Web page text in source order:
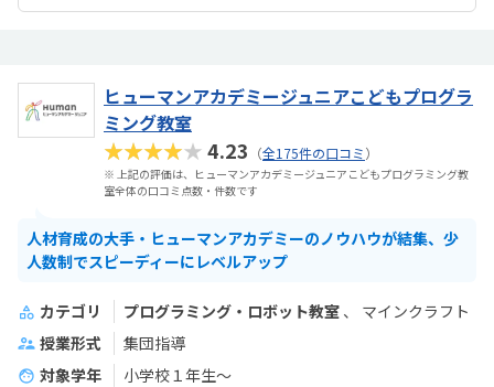
ヒューマンアカデミージュニアこどもプログラ
ミング教室
★★★★★4.23 （全175件の口コミ）
※ 上記の評価は、ヒューマンアカデミージュニアこどもプログラミング教
室全体の口コミ点数・件数です
人材育成の大手・ヒューマンアカデミーのノウハウが結集、少
人数制でスピーディーにレベルアップ
カテゴリ プログラミング・ロボット教室
マインクラフト
授業形式
集団指導
対象学年
小学校１年生〜